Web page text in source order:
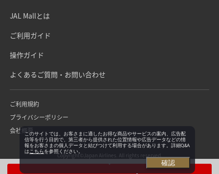
JAL Mallとは
ご利用ガイド
操作ガイド
よくあるご質問・お問い合わせ
ご利用規約
プライバシーポリシー
会社概要
Copyright©Japan Airlines. All rights reserved.
このサイトでは、お客さまに適したお得な商品やサービスの案内、広告配
信等を行う目的で、第三者から提供された位置情報や広告データなどの情
報をお客さまの個人データと結びつけて利用する場合があります。詳細Q&A
は こちらを参照ください。
確認